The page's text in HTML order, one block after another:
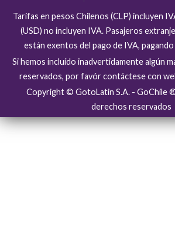
Tarifas en pesos Chilenos (CLP) incluyen
(USD) no incluyen IVA. Pasajeros
están exentos del pago de IVA,
Si hemos incluído inadvertidamente algún
reservados, por favór contáctese con
Copyright © GotoLatin S.A. - GoChile
derechos reservados